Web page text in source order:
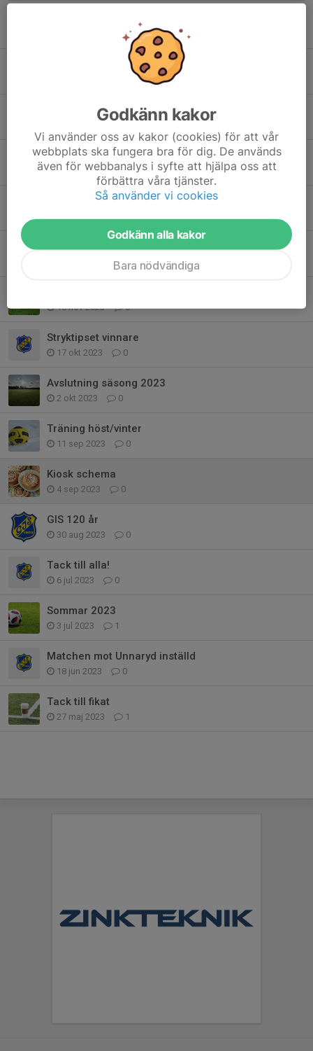
Säsongsstart 2026 – Träningarna drar igång i mars!
11 feb, 20:54
Information om säsongen 2025
9 mar 2025 0
Höst och vinterträning
0
10 nov 2023 0
Stryktipset vinnare
17 okt 2023 0
Avslutning säsong 2023
2 okt 2023 0
Träning höst/vinter
11 sep 2023 0
Kiosk schema
4 sep 2023 0
GIS 120 år
30 aug 2023 0
Tack till alla!
6 jul 2023 0
Sommar 2023
3 jul 2023 1
Matchen mot Unnaryd inställd
18 jun 2023 0
Tack till fikat
27 maj 2023 1
Godkänn kakor
Vi använder oss av kakor (cookies) för att vår
webbplats ska fungera bra för dig. De används
även för webbanalys i syfte att hjälpa oss att
förbättra våra tjänster.
Så använder vi cookies
Godkänn alla kakor
Bara nödvändiga